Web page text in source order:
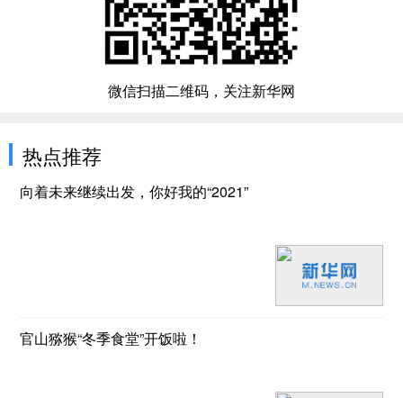
微信扫描二维码，关注新华网
热点推荐
向着未来继续出发，你好我的“2021”
官山猕猴“冬季食堂”开饭啦！